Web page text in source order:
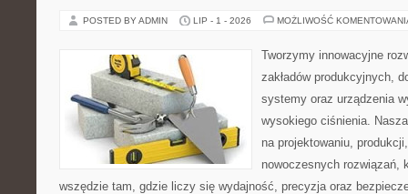
POSTED BY ADMIN LIP - 1 - 2026 MOŻLIWOŚĆ
Tworzymy innowacyjne
zakładów produkcyjnych,
systemy oraz urządzenia
wysokiego ciśnienia.
na projektowaniu,
nowoczesnych rozwiązań,
wszędzie tam, gdzie liczy się wydajność, precyzja oraz